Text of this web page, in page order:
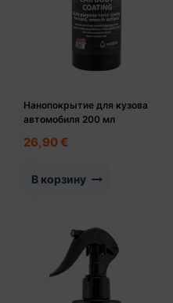
Нанопокрытие для кузова
автомобиля 200 мл
26,90€
В корзину